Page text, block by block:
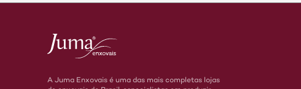
A Juma Enxovais é uma das mais completas lojas